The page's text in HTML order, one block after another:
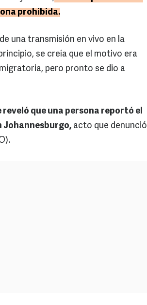
prohibida.
una transmisión en vivo en la
se creía que el motivo era
pero pronto se dio a
reveló que una persona reportó el
Johannesburgo, acto que denunció